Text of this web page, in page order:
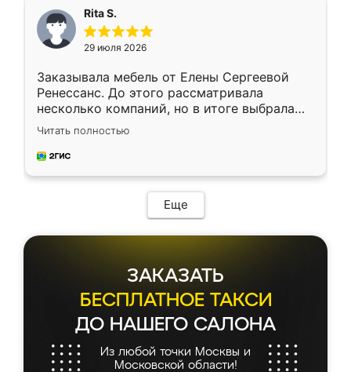
Rita S.
29 июля 2026
Заказывала мебель от Елены Сергеевой
Ренессанс. До этого рассматривала
несколько компаний, но в итоге выбрала
эту. Сначала обговорили условия, потом
приехал замерщик, всё спокойно объяснил
и снял размеры. Изготовили в срок, с
мебель сразу встала на свое место без
каких-либо доработок. Качеством осталась
довольна, все выглядит так, как и ожидала.
Читать полностью
Еще
ЗАКАЗАТЬ
БЕСПЛАТНОЕ ТАКСИ
ДО НАШЕГО САЛОНА
Из любой точки Москвы и
Московской области!